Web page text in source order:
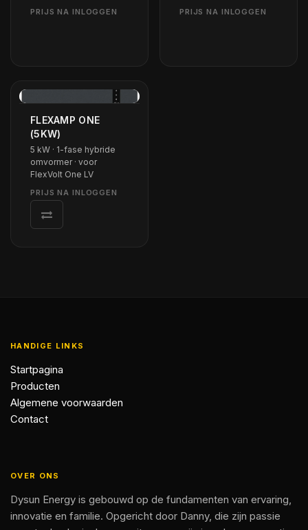
FLEXAMP ONE
(5KW)
5 kW · 1-fase hybride
omvormer · voor
FlexVolt One LV
HANDIGE LINKS
Startpagina
Producten
Algemene voorwaarden
Contact
OVER ONS
Dysun Energy is gebouwd op de fundamenten van ervaring,
innovatie en familie. Opgericht door Danny, die zijn passie